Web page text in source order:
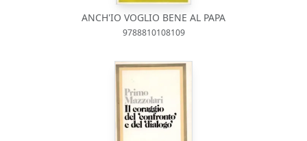
ANCH'IO VOGLIO BENE AL PAPA
9788810108109